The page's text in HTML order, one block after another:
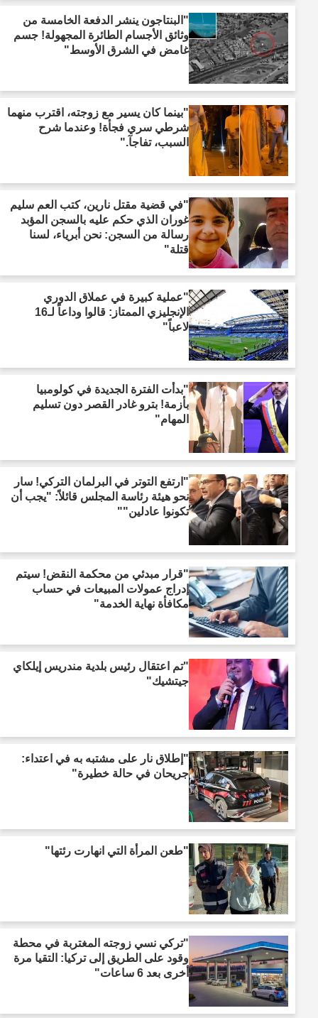
"البنتاجون ينشر الدفعة الخامسة من
وثائق الأجسام الطائرة المجهولة! جسم
غامض في الشرق الأوسط"
"بينما كان يسير مع زوجته، اقترب منهما
شرطي سري فجأة! وعندما شرح
السبب، تفاجآ."
"في قضية مقتل نارين، كتب العم سليم
غوران الذي حكم عليه بالسجن المؤبد
رسالة من السجن: نحن أبرياء، لسنا
قتلة"
"عملية كبيرة في عملاق الدوري
الإنجليزي الممتاز: قالوا وداعاً لـ16
لاعباً"
"بدأت الفترة الجديدة في كولومبيا
بأزمة! بترو غادر القصر دون تسليم
المهام"
"ارتفع التوتر في البرلمان التركي! سار
نحو هيئة رئاسة المجلس قائلاً: "يجب أن
تكونوا عادلين""
"قرار مبدئي من محكمة النقض! سيتم
إدراج عمولات المبيعات في حساب
مكافأة نهاية الخدمة"
"تم اعتقال رئيس بلدية مندريس إيلكاي
جيتشيك"
"إطلاق نار على مشتبه به في اعتداء:
جريحان في حالة خطيرة"
"طعن المرأة التي انهارت رئتها"
"تركي نسي زوجته المغتربة في محطة
وقود على الطريق إلى تركيا: التقيا مرة
أخرى بعد 6 ساعات"